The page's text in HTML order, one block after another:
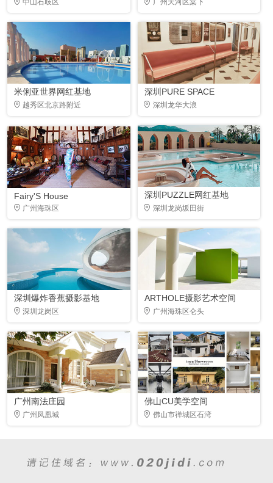
中山石歧区 广州天河区棠下
米俐亚世界网红基地
越秀区北京路附近
深圳PURE SPACE
深圳龙华大浪
Fairy'S House
广州海珠区
深圳PUZZLE网红基地
深圳龙岗坂田街
深圳爆炸香蕉摄影基地
深圳龙岗区
ARTHOLE摄影艺术空间
广州海珠区仑头
广州南法庄园
广州凤凰城
佛山CU美学空间
佛山市禅城区石湾